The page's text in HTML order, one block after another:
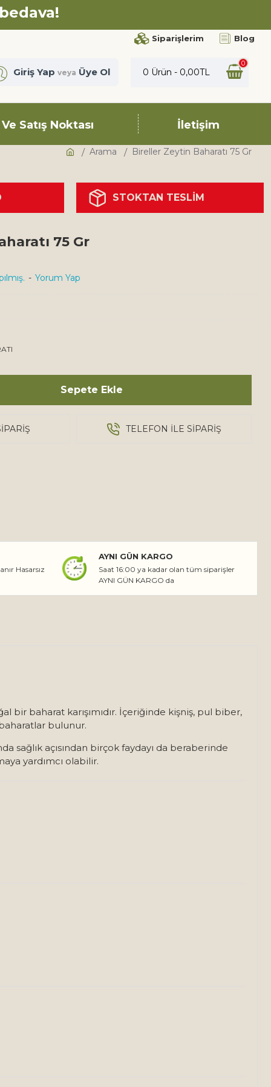
Siparişlerim Blog
Giriş Yap veya Üye Ol 0 Ürün - 0,00TL
0
Satış Noktası İletişim
Arama Bireller Zeytin Baharatı 75 Gr
75 Gr
- Yorum Yap
Sepete Ekle
STOKTAN TESLİM
TELEFON ILE SIPARIŞ
Hasarsız
AYNI GÜN KARGO
Saat 16:00 ya kadar olan tüm siparişler
AYNI GÜN KARGO da
bir baharat karışımıdır. İçeriğinde kişniş, pul biber,
bulunur.
sağlık açısından birçok faydayı da beraberinde
yardımcı olabilir.